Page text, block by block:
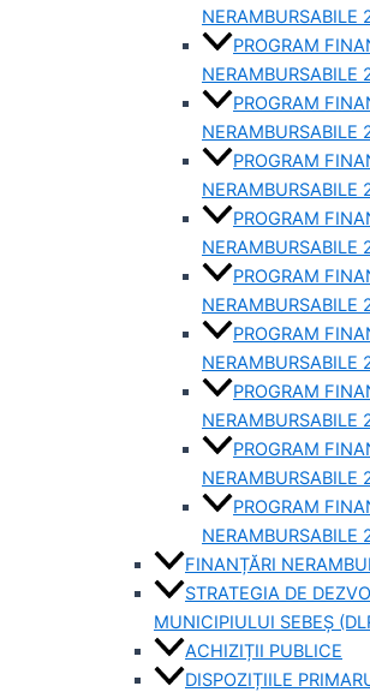
NERAMBURSABILE
PROGRAM
NERAMBURSABILE
PROGRAM
NERAMBURSABILE
PROGRAM
NERAMBURSABILE
PROGRAM
NERAMBURSABILE
PROGRAM
NERAMBURSABILE
PROGRAM
NERAMBURSABILE
PROGRAM
NERAMBURSABILE
PROGRAM
NERAMBURSABILE
PROGRAM
NERAMBURSABILE
FINANȚĂRI
STRATEGIA DE
MUNICIPIULUI SEBEȘ
ACHIZIȚII PUBLICE
DISPOZIȚIILE